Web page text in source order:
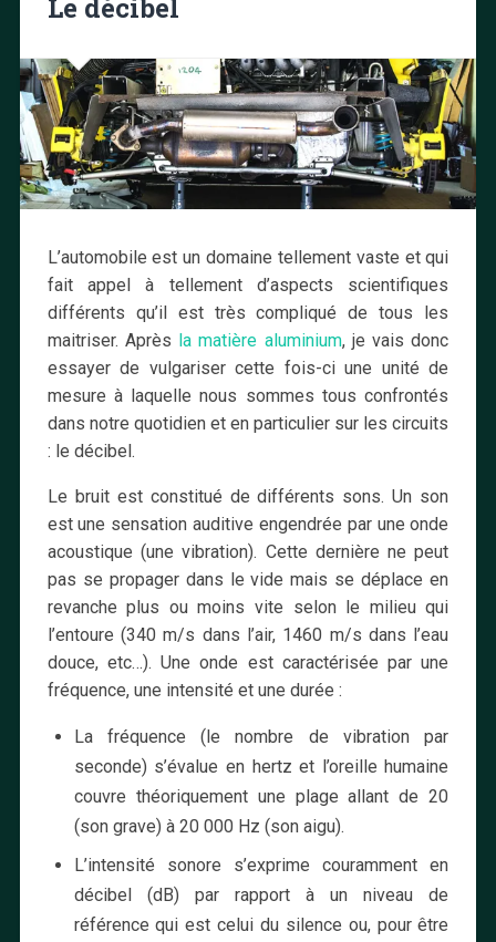
Le décibel
L’automobile est un domaine tellement vaste et qui
fait appel à tellement d’aspects scientifiques
différents qu’il est très compliqué de tous les
maitriser. Après la matière aluminium, je vais donc
essayer de vulgariser cette fois-ci une unité de
mesure à laquelle nous sommes tous confrontés
dans notre quotidien et en particulier sur les circuits
: le décibel.
Le bruit est constitué de différents sons. Un son
est une sensation auditive engendrée par une onde
acoustique (une vibration). Cette dernière ne peut
pas se propager dans le vide mais se déplace en
revanche plus ou moins vite selon le milieu qui
l’entoure (340 m/s dans l’air, 1460 m/s dans l’eau
douce, etc…). Une onde est caractérisée par une
fréquence, une intensité et une durée :
La fréquence (le nombre de vibration par
seconde) s’évalue en hertz et l’oreille humaine
couvre théoriquement une plage allant de 20
(son grave) à 20 000 Hz (son aigu).
L’intensité sonore s’exprime couramment en
décibel (dB) par rapport à un niveau de
référence qui est celui du silence ou, pour être